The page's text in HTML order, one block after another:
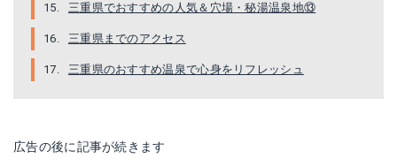
三重県でおすすめの人気＆穴場・秘湯温泉地⑬
三重県までのアクセス
三重県のおすすめ温泉で心身をリフレッシュ
広告の後に記事が続きます